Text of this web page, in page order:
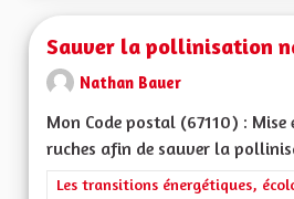
Sauver la pollinisation
Nathan Bauer
Mon Code postal (67110) : Mise
ruches afin de sauver la
Filtrer les résultats de la
Les transitions énergétiques,